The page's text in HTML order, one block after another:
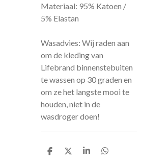
Materiaal: 95% Katoen /
5% Elastan
Wasadvies: ​Wij raden aan
om de kleding van
Lifebrand binnenstebuiten
te wassen op 30 graden en
om ze het langste mooi te
houden, niet in de
wasdroger doen!
D
D
S
D